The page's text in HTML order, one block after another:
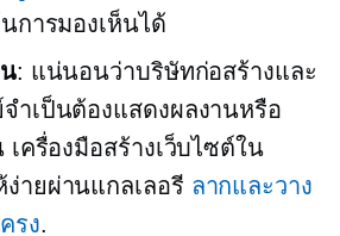
การมองเห็นได้
: แน่นอนว่าบริษัทก่อสร้างและ
ำเป็นต้องแสดงผลงานหรือ
ครื่องมือสร้างเว็บไซต์ใน
ายผ่านแกลเลอรี ลากและวาง
รง.